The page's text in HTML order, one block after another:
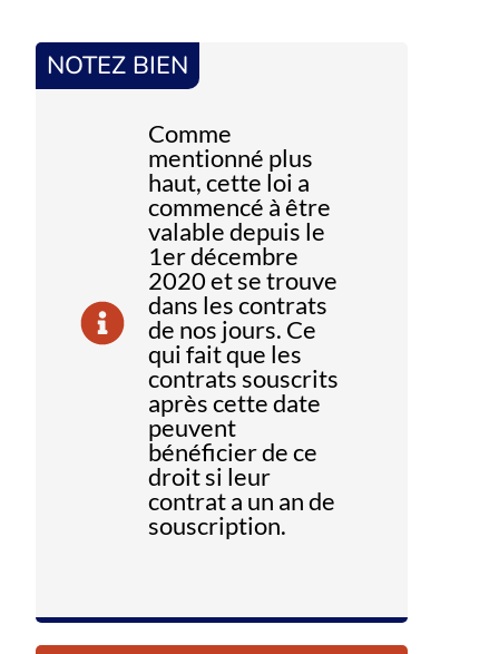
Comme
mentionné plus
haut, cette loi a
commencé à être
valable depuis le
1er décembre
2020 et se trouve
dans les contrats
de nos jours. Ce
qui fait que les
contrats souscrits
après cette date
peuvent
bénéficier de ce
droit si leur
contrat a un an de
souscription.
NOTEZ BIEN